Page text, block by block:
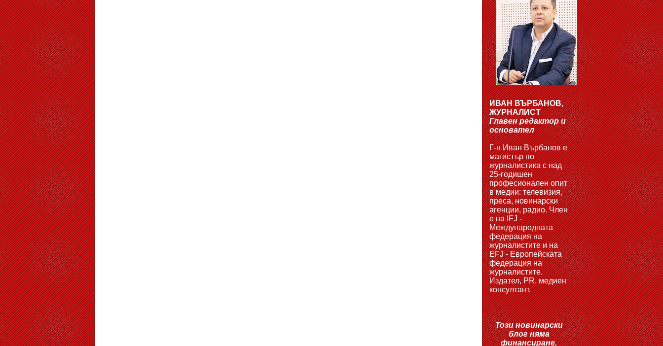
ИВАН ВЪРБАНОВ,
ЖУРНАЛИСТ
Главен редактор и
основател
Г-н Иван Върбанов е
магистър по
журналистика с над
25-годишен
професионален опит
в медии: телевизия,
преса, новинарски
агенции, радио. Член
е на IFJ -
Международната
федерация на
журналистите и на
EFJ - Европейската
федерация на
журналистите.
Издател, PR, медиен
консултант.
Този новинарски
блог няма
финансиране,